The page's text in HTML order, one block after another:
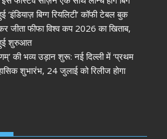
बिग्ग रियलिटी’ कॉफी टेबल बुक
जीता फीफा विश्व कप 2026 का खिताब,
हुई शुरुआत
की भव्य उड़ान शुरू: नई दिल्ली में ‘प्रथम
शुभारंभ, 24 जुलाई को रिलीज होगा